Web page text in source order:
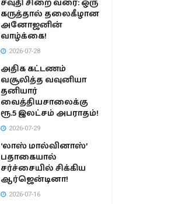
சவுதி சிறை வரை: ஒரு
கருத்தால் தலைகீழான
அனோஜனின்
வாழ்க்கை!
2026-07-28
அதிக கட்டணம்
வசூலித்த வவுனியா
தனியார்
வைத்தியசாலைக்கு
ரூ.5 இலட்சம் அபராதம்!
2026-07-29
‘லாஸ் மால்வினாஸ்’
பதாகையால்
சர்ச்சையில் சிக்கிய
ஆர்ஜென்டினா!
2026-07-16